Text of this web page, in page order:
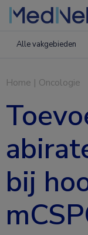
Alle vakgebieden
Home | Oncologie
bij